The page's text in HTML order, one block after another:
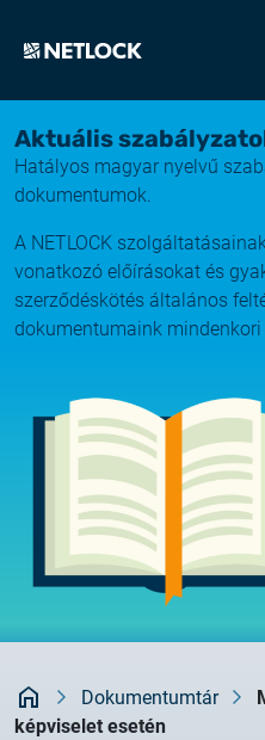
megoldásaink
támogatás
miért a NETLOCK?
NL Campus
bejelentkezés
dokumentumtár
Nyitvatartási tájékoztató
2026.07.17.
Tájékoztatás átmeneti
fennakadásról
2026.07.14.
2026.06.22.
Rendszerfrissítés
2026.06.04.
Rendszerfrissítés
2026.05.27.
Rendszerfrissítés
Aktuális
Hatályos magyar nyelvű
dokumentumok.
A NETLOCK
vonatkozó előírásokat és
szerződéskötés általános
dokumentumaink
KezdőlapDokumentumtár
képviselet esetén